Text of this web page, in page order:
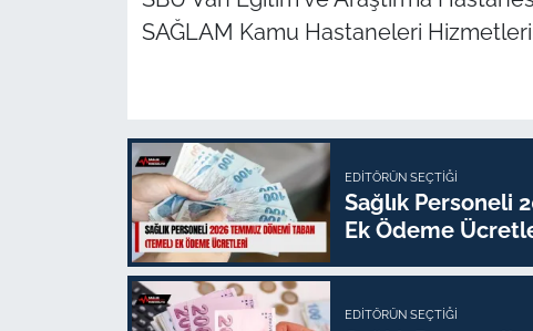
SAĞLAM Kamu Hastaneleri Hizmetleri
EDITÖRÜN SEÇTIĞI
Sağlık Personeli
Ek Ödeme
EDITÖRÜN SEÇTIĞI